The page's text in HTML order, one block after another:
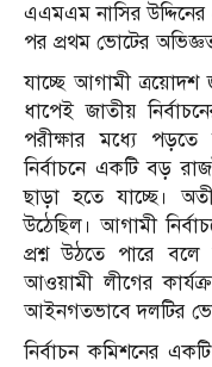
এএমএম নাসির উদ্দিনের
পর প্রথম ভোটের
যাচ্ছে আগামী ত্রয়োদশ
ধাপেই জাতীয়
পরীক্ষার মধ্যে
নির্বাচনে একটি বড়
ছাড়া হতে যাচ্ছে।
উঠেছিল। আগামী
প্রশ্ন উঠতে পারে
আওয়ামী লীগের
আইনগতভাবে দলটির
নির্বাচন কমিশনের